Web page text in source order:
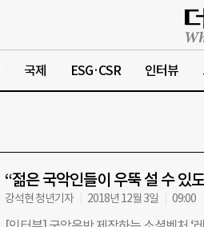
국제 ESG·CSR 인터뷰
“젊은 국악인들이 우뚝 설 수 있
강석현 청년기자 2018년 12월 3일 09:00